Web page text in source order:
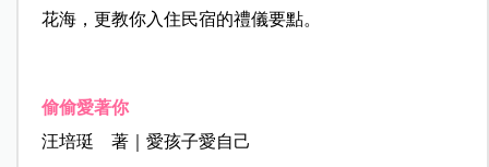
花海，更教你入住民宿的禮儀要點。
偷偷愛著你
汪培珽 著｜愛孩子愛自己